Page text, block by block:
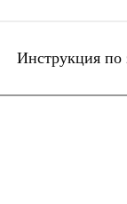
Инструкция по